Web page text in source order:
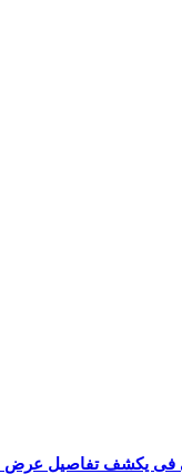
فى يكشف تفاصيل عرض